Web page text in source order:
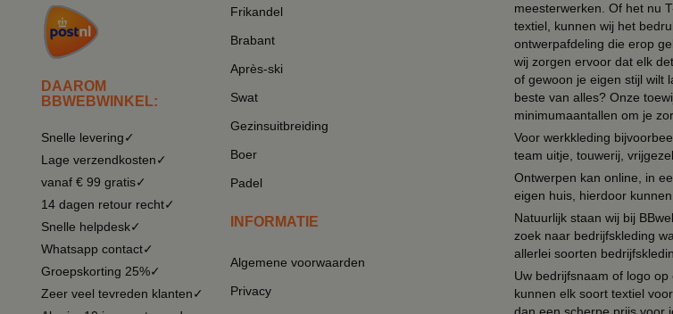
DAAROM
BBWEBWINKEL:
Snelle levering✓
Lage verzendkosten✓
vanaf € 99 gratis✓
14 dagen retour recht✓
Snelle helpdesk✓
Whatsapp contact✓
Groepskorting 25%✓
Zeer veel tevreden klanten✓
Frikandel
Brabant
Après-ski
Swat
Gezinsuitbreiding
Boer
Padel
INFORMATIE
Algemene voorwaarden
Privacy
meesterwerken. Of het nu
textiel, kunnen wij het
ontwerpafdeling die erop
wij zorgen ervoor dat elk
of gewoon je eigen stijl wilt
beste van alles? Onze
minimumaantallen om je
Voor werkkleding
team uitje, touwerij,
Ontwerpen kan online, in
eigen huis, hierdoor
Natuurlijk staan wij bij
zoek naar bedrijfskleding
allerlei soorten
Uw bedrijfsnaam of logo
kunnen elk soort textiel